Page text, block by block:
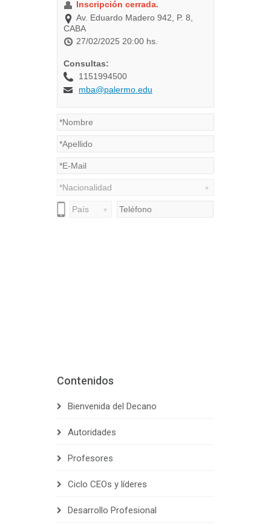
Contenidos
Bienvenida del Decano
Autoridades
Profesores
Ciclo CEOs y líderes
Desarrollo Profesional